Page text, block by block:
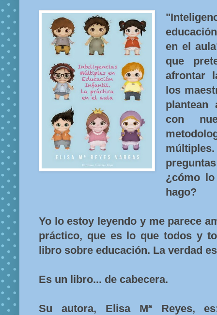
en el
que
afrontar
los
con
¿cómo
hago?
Yo lo estoy leyendo y me parece
práctico, que es lo que todos y
libro sobre educación. La verdad
Es un libro... de cabecera.
Su autora, Elisa Mª Reyes,